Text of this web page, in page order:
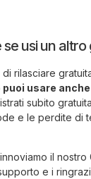
usi un
rilasciare
puoi usare
subito
e le perdite di
il nostro
e i